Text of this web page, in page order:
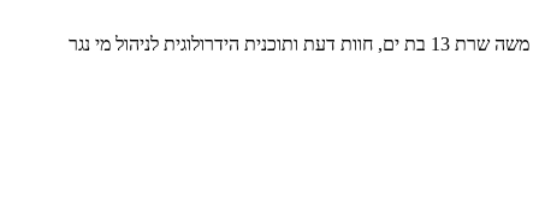
משה שרת 13 בת ים, חוות דעת ותוכנית הידרולוגית לניהול מי נגר